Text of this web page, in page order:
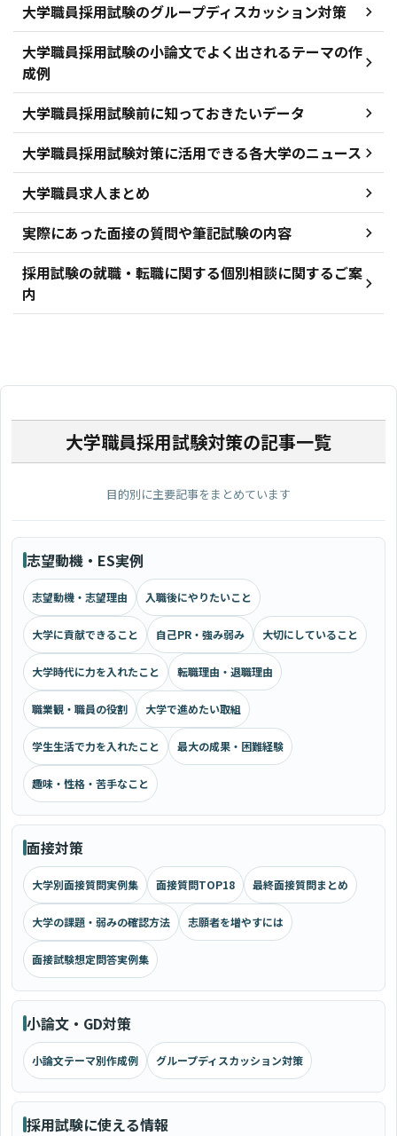
大学職員採用試験のグループディスカッション対策
大学職員採用試験の小論文でよく出されるテーマの作
成例
大学職員採用試験前に知っておきたいデータ
大学職員採用試験対策に活用できる各大学のニュース
大学職員求人まとめ
実際にあった面接の質問や筆記試験の内容
採用試験の就職・転職に関する個別相談に関するご案
内
大学職員採用試験対策の記事一覧
目的別に主要記事をまとめています
志望動機・ES実例
志望動機・志望理由 入職後にやりたいこと
大学に貢献できること 自己PR・強み弱み 大切にしていること
大学時代に力を入れたこと 転職理由・退職理由
職業観・職員の役割 大学で進めたい取組
学生生活で力を入れたこと 最大の成果・困難経験
趣味・性格・苦手なこと
面接対策
大学別面接質問実例集 面接質問TOP18 最終面接質問まとめ
大学の課題・弱みの確認方法 志願者を増やすには
面接試験想定問答実例集
小論文・GD対策
小論文テーマ別作成例 グループディスカッション対策
採用試験に使える情報